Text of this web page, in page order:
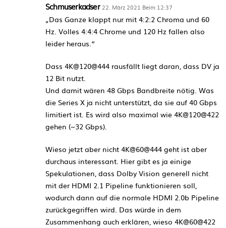
Schmuserkadser 22. März 2021 Beim 12:37
„Das Ganze klappt nur mit 4:2:2 Chroma und 60
Hz. Volles 4:4:4 Chrome und 120 Hz fallen also
leider heraus.“
Dass 4K@120@444 rausfällt liegt daran, dass DV ja
12 Bit nutzt.
Und damit wären 48 Gbps Bandbreite nötig. Was
die Series X ja nicht unterstützt, da sie auf 40 Gbps
limitiert ist. Es wird also maximal wie 4K@120@422
gehen (~32 Gbps).
Wieso jetzt aber nicht 4K@60@444 geht ist aber
durchaus interessant. Hier gibt es ja einige
Spekulationen, dass Dolby Vision generell nicht
mit der HDMI 2.1 Pipeline funktionieren soll,
wodurch dann auf die normale HDMI 2.0b Pipeline
zurückgegriffen wird. Das würde in dem
Zusammenhang auch erklären, wieso 4K@60@422